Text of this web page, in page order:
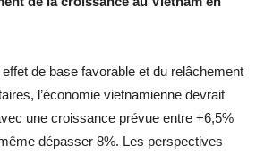
effet de base favorable et du relâchement
l’économie vietnamienne devrait
une croissance prévue entre +6,5%
dépasser 8%. Les perspectives